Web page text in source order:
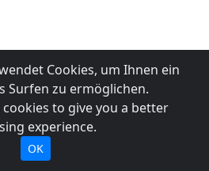
Cookies, um Ihnen ein
Surfen zu ermöglichen.
to give you a better
experience.
OK